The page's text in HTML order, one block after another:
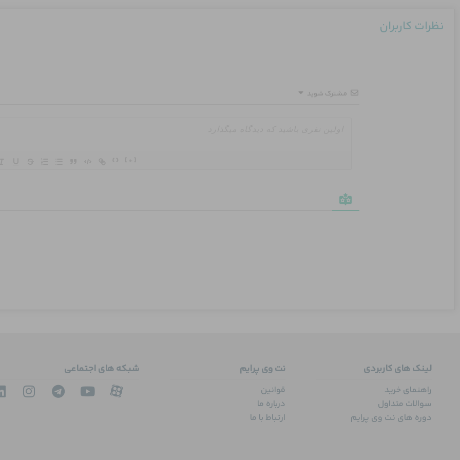
نظرات کاربران
مشترک شوید
لینک های کاربردی
راهنمای خرید
سوالات متداول
دوره های نت وی پرایم
نت وی پرایم
قوانین
درباره ما
ارتباط با ما
شبکه های اجتماعی